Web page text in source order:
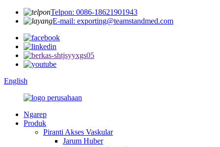
Telpon: 0086-18621901943
E-mail: exporting@teamstandmed.com
English
Ngarep
Produk
Piranti Akses Vaskular
Jarum Huber